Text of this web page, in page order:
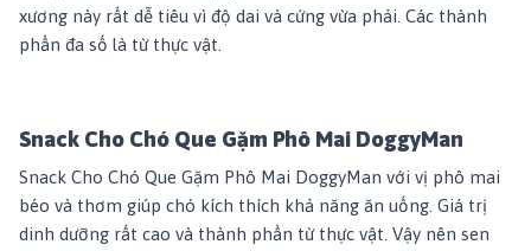
xương này rất dễ tiêu vì độ dai và cứng vừa phải. Các thành
phần đa số là từ thực vật.
Snack Cho Chó Que Gặm Phô Mai DoggyMan
Snack Cho Chó Que Gặm Phô Mai DoggyMan với vị phô mai
béo và thơm giúp chó kích thích khả năng ăn uống. Giá trị
dinh dưỡng rất cao và thành phần từ thực vật. Vậy nên sen